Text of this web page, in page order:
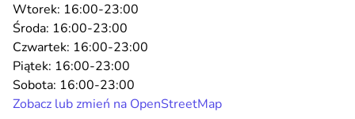
Wtorek: 16:00-23:00
Środa: 16:00-23:00
Czwartek: 16:00-23:00
Piątek: 16:00-23:00
Sobota: 16:00-23:00
Zobacz lub zmień na OpenStreetMap